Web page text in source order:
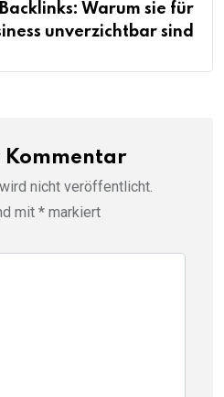
Warum sie für
unverzichtbar sind
Kommentar
nicht veröffentlicht.
mit * markiert